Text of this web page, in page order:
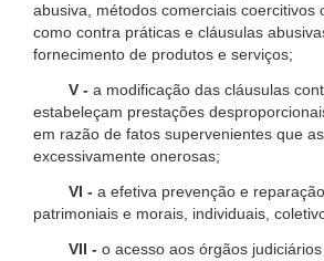
abusiva, métodos comerciais coercitivos
como contra práticas e cláusulas
fornecimento de produtos e serviços;
V - a modificação das cláusulas
estabeleçam prestações
em razão de fatos supervenientes que
excessivamente onerosas;
VI - a efetiva prevenção e
patrimoniais e morais, individuais,
VII - o acesso aos órgãos